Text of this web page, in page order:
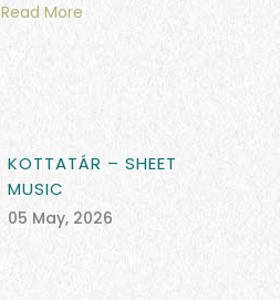
Read More
KOTTATÁR – SHEET
MUSIC
05 May, 2026